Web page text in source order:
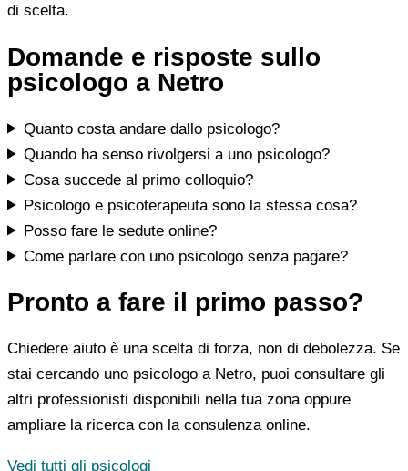
di scelta.
Domande e risposte sullo
psicologo a Netro
Quanto costa andare dallo psicologo?
Quando ha senso rivolgersi a uno psicologo?
Cosa succede al primo colloquio?
Psicologo e psicoterapeuta sono la stessa cosa?
Posso fare le sedute online?
Come parlare con uno psicologo senza pagare?
Pronto a fare il primo passo?
Chiedere aiuto è una scelta di forza, non di debolezza. Se
stai cercando uno psicologo a Netro, puoi consultare gli
altri professionisti disponibili nella tua zona oppure
ampliare la ricerca con la consulenza online.
Vedi tutti gli psicologi